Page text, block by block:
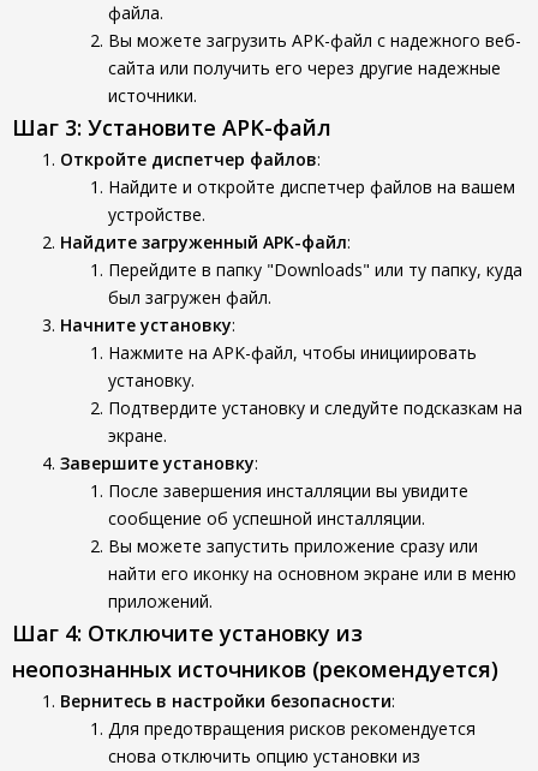
файла.
Вы можете загрузить APK-файл с надежного веб-
сайта или получить его через другие надежные
источники.
Шаг 3: Установите APK-файл
Откройте диспетчер файлов:
Найдите и откройте диспетчер файлов на вашем
устройстве.
Найдите загруженный APK-файл:
Перейдите в папку "Downloads" или ту папку, куда
был загружен файл.
Начните установку:
Нажмите на APK-файл, чтобы инициировать
установку.
Подтвердите установку и следуйте подсказкам на
экране.
Завершите установку:
После завершения инсталляции вы увидите
сообщение об успешной инсталляции.
Вы можете запустить приложение сразу или
найти его иконку на основном экране или в меню
приложений.
Шаг 4: Отключите установку из
неопознанных источников (рекомендуется)
Вернитесь в настройки безопасности:
Для предотвращения рисков рекомендуется
снова отключить опцию установки из